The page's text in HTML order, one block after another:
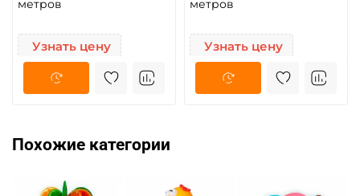
метров
Узнать цену
метров
Узнать цену
Похожие категории